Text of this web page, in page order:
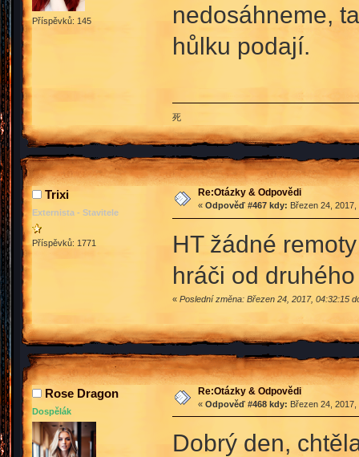
Příspěvků: 145
nedosáhneme,
hůlku podají.
死
Trixi
Externista - Stavitele
Příspěvků: 1771
Re:Otázky & Odpovědi
« Odpověď #467 kdy: Březen 24,
HT žádné
hráči od
« Poslední změna: Březen 24, 2017, 04:32:15
Rose Dragon
Dospělák
Re:Otázky & Odpovědi
« Odpověď #468 kdy: Březen 24,
Dobrý den,